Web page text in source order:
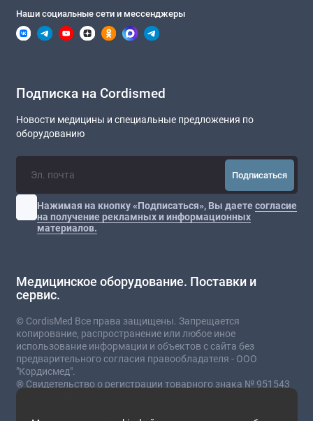
Наши социальные сети и мессенджеры
Подписка на Cordismed
Новости медицины и специальные предложения по
оборудованию
Подписаться
Нажимая на кнопку «Подписаться», Вы даетесогласие
на получение рекламных и информационных
материалов.
Медицинское оборудование. Поставки и
сервис.
© CordisMed Все права защищены. Запрещается
копирование, распространение или любое иное
использование информации и объектов с сайта без
предварительного согласия правообладателя - ООО
"Кордисмед".
® Свидетельство о регистрации товарного знака № 951543